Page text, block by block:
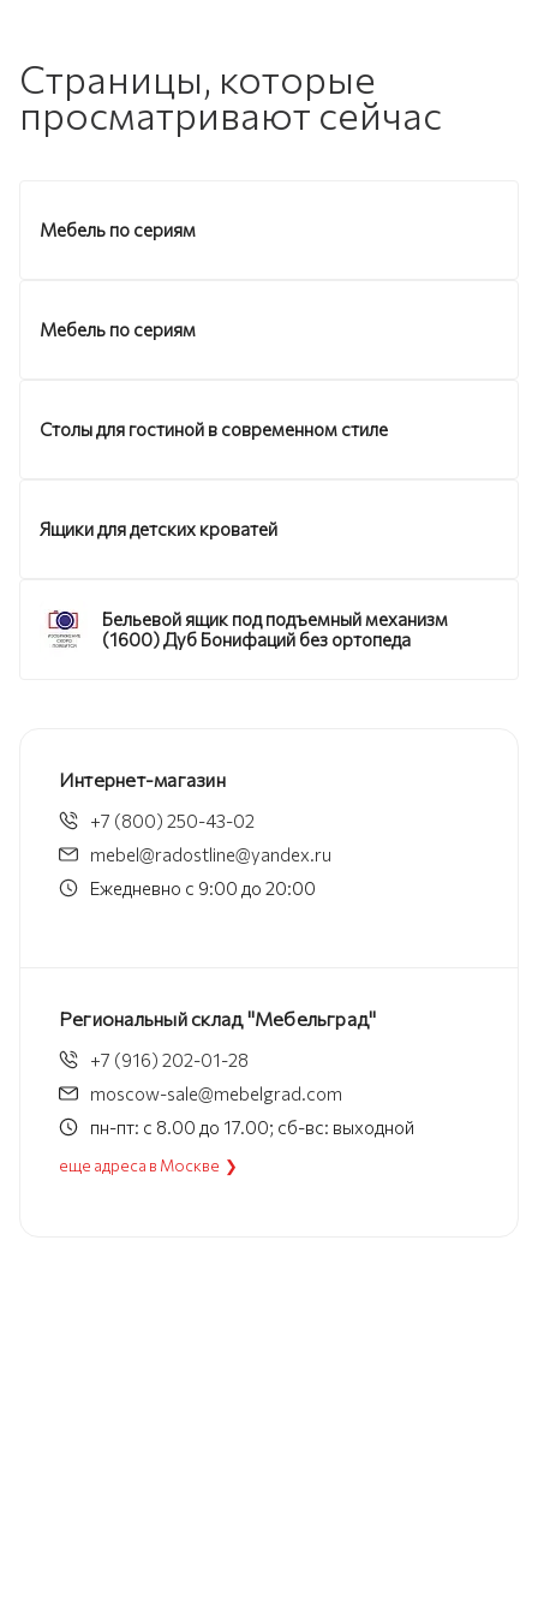
Страницы, которые
просматривают сейчас
Мебель по сериям
Мебель по сериям
Столы для гостиной в современном стиле
Ящики для детских кроватей
Бельевой ящик под подъемный механизм
(1600) Дуб Бонифаций без ортопеда
Интернет-магазин
+7 (800) 250-43-02
mebel@radostline@yandex.ru
Ежедневно с 9:00 до 20:00
Региональный склад "Мебельград"
+7 (916) 202-01-28
moscow-sale@mebelgrad.com
пн-пт: с 8.00 до 17.00; сб-вс: выходной
еще адреса в Москве ❯